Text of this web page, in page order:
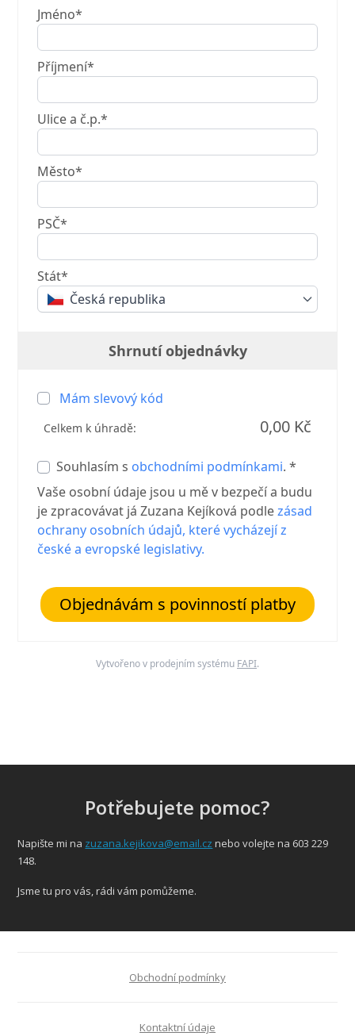
Jméno*
Příjmení*
Ulice a č.p.*
Město*
PSČ*
Stát*
Česká republika
Shrnutí objednávky
Mám slevový kód
Celkem k úhradě: 0,00 Kč
Souhlasím s obchodními podmínkami. *
Vaše osobní údaje jsou u mě v bezpečí a budu
je zpracovávat já Zuzana Kejíková podlezásad
ochrany osobních údajů, které vycházejí z
české a evropské legislativy.
Objednávám s povinností platby
Vytvořeno v prodejním systému FAPI.
Potřebujete pomoc?
Napište mi na zuzana.kejikova@email.cz nebo volejte na 603 229
148.
Jsme tu pro vás, rádi vám pomůžeme.
Obchodní podmínky
Kontaktní údaje